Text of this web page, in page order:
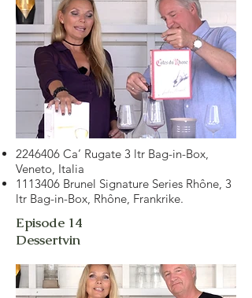
2246406 Ca’ Rugate 3 ltr Bag-in-Box,
Veneto, Italia
1113406 Brunel Signature Series Rhône, 3
ltr Bag-in-Box, Rhône, Frankrike.
Episode 14
Dessertvin